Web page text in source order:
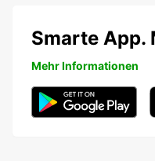
Smarte App.
Mehr Informationen